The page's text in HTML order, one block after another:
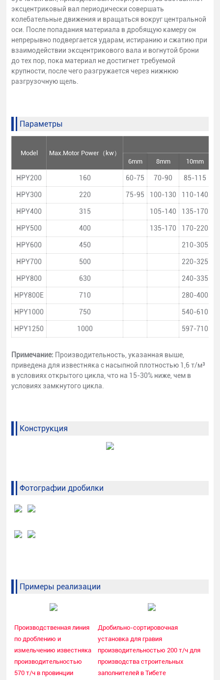
эксцентриковый вал периодически совершать
колебательные движения и вращаться вокруг центральной
оси. После попадания материала в дробящую камеру он
непрерывно подвергается ударам, истиранию и сжатию при
взаимодействии эксцентрикового вала и вогнутой брони
до тех пор, пока материал не достигнет требуемой
крупности, после чего разгружается через нижнюю
разгрузочную щель.
Параметры
Model
Max.Motor Power（kw）
6mm
8mm 10mm
HPY200 160 60-75 70-90 85-115
HPY300 220 75-95 100-130 110-140
HPY400 315 105-140 135-170
HPY500 400 135-170 170-220
HPY600 450 210-305
HPY700 500 220-325
HPY800 630 240-335
HPY800E 710 280-400
HPY1000 750 540-610
HPY1250 1000 597-710
Примечание: Производительность, указанная выше,
приведена для известняка с насыпной плотностью 1,6 т/м³
в условиях открытого цикла, что на 15-30% ниже, чем в
условиях замкнутого цикла.
Конструкция
Фотографии дробилки
Примеры реализации
Производственная линия
по дроблению и
измельчению известняка
производительностью
570 т/ч в провинции
Дробильно-сортировочная
установка для гравия
производительностью 200 т/ч для
производства строительных
заполнителей в Тибете